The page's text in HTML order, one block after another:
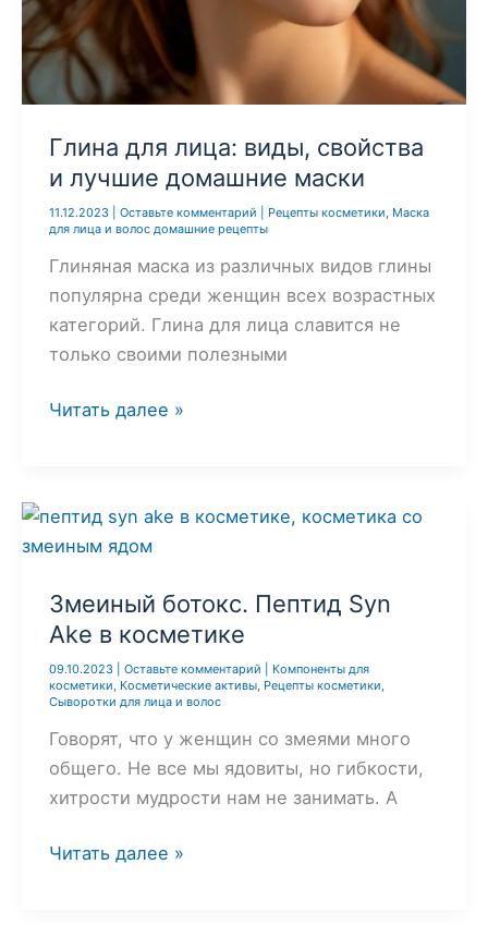
домашних
условиях
Глина для лица: виды, свойства
и лучшие домашние маски
11.12.2023 Оставьте комментарий Рецепты косметики Маска
для лица и волос домашние рецепты
Глиняная маска из различных видов глины
популярна среди женщин всех возрастных
категорий. Глина для лица славится не
только своими полезными
Глина
свойства
и
домашние
маски
Читать далее »
Змеиный ботокс. Пептид Syn
Ake в косметике
09.10.2023 Оставьте комментарий
Компоненты для
косметики Косметические активы, Рецепты косметики
Сыворотки для лица и волос
Говорят, что у женщин со змеями много
общего. Не все мы ядовиты, но гибкости,
хитрости мудрости нам не занимать. А
Змеиный
Читать далее »